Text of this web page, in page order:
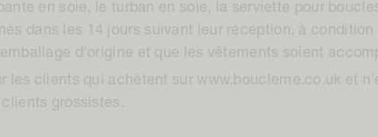
en soie, le turban en soie, la serviette pour
dans les 14 jours suivant leur réception, à
d'origine et que les vêtements soient
les clients qui achètent sur www.boucleme.co.uk et
grossistes.